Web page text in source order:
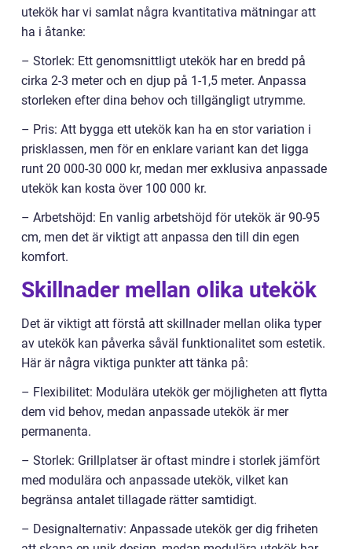
utekök har vi samlat några kvantitativa mätningar att
ha i åtanke:
– Storlek: Ett genomsnittligt utekök har en bredd på
cirka 2-3 meter och en djup på 1-1,5 meter. Anpassa
storleken efter dina behov och tillgängligt utrymme.
– Pris: Att bygga ett utekök kan ha en stor variation i
prisklassen, men för en enklare variant kan det ligga
runt 20 000-30 000 kr, medan mer exklusiva anpassade
utekök kan kosta över 100 000 kr.
– Arbetshöjd: En vanlig arbetshöjd för utekök är 90-95
cm, men det är viktigt att anpassa den till din egen
komfort.
Skillnader mellan olika utekök
Det är viktigt att förstå att skillnader mellan olika typer
av utekök kan påverka såväl funktionalitet som estetik.
Här är några viktiga punkter att tänka på:
– Flexibilitet: Modulära utekök ger möjligheten att flytta
dem vid behov, medan anpassade utekök är mer
permanenta.
– Storlek: Grillplatser är oftast mindre i storlek jämfört
med modulära och anpassade utekök, vilket kan
begränsa antalet tillagade rätter samtidigt.
– Designalternativ: Anpassade utekök ger dig friheten